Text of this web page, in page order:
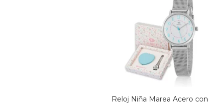
Reloj Niña Marea Acero con